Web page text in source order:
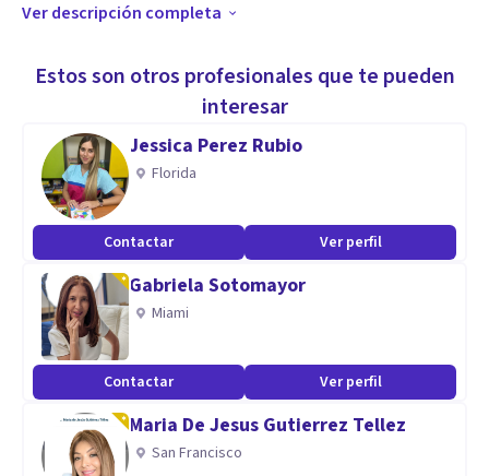
Soy Psicoterapeuta & Life Coach. Tengo Maestría en
Psicoterapia HUMANISTA, certificación en Coaching
Gestalt, certificación en hipnosis clínica y doctorado en
psicoterapia Gestalt en proceso. Me comprometo a poner
todas mis herramientas profesionales en atacar tu
problemática y llevarla a una trascendencia desde la
conciencia.
Ver descripción completa
Estos son otros profesionales que te pueden
interesar
Jessica Perez Rubio
Florida
Contactar Ver perfil
Gabriela Sotomayor
Miami
Contactar Ver perfil
Maria De Jesus Gutierrez Tellez
San Francisco